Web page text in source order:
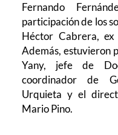
Fernando
participación de los
Héctor Cabrera, ex
Además, estuvieron
Yany, jefe de
coordinador de
Urquieta y el
Mario Pino.